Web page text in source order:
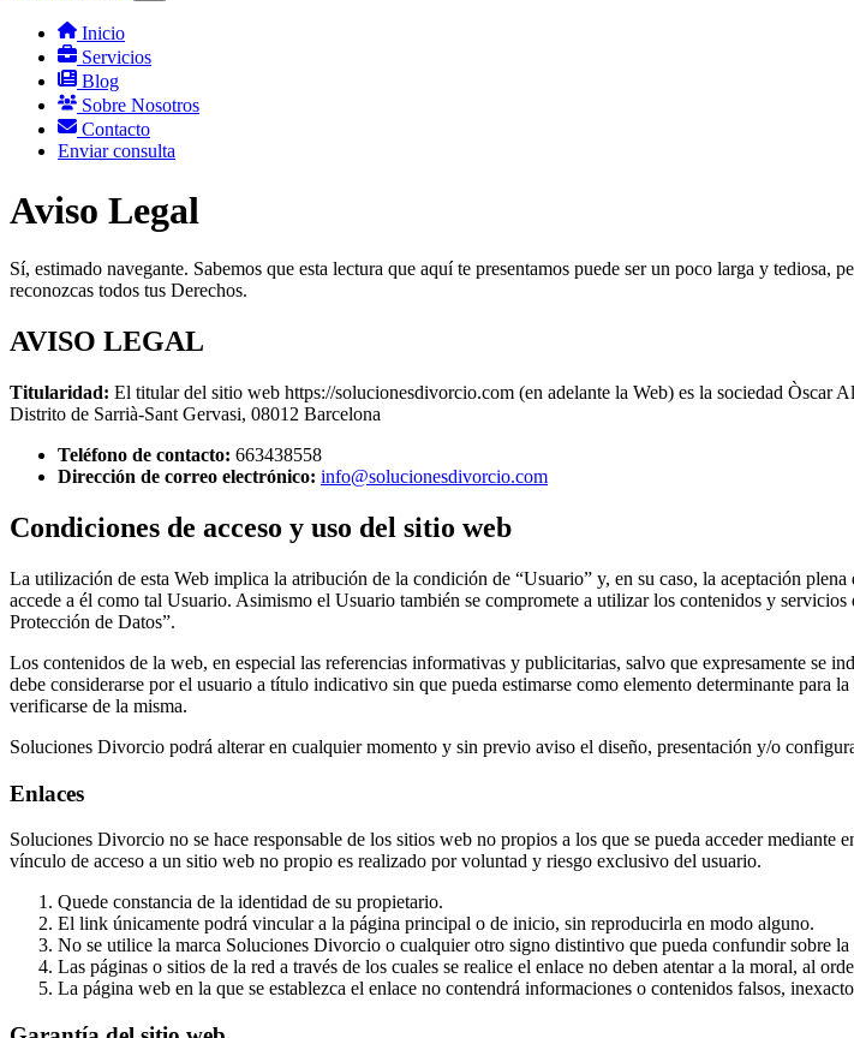
Inicio
Servicios
Blog
Sobre Nosotros
Contacto
Enviar consulta
Aviso Legal
Sí, estimado navegante. Sabemos que esta lectura que aquí te presentamos puede ser un poco larga y
reconozcas todos tus Derechos.
AVISO LEGAL
Titularidad: El titular del sitio web https://solucionesdivorcio.com (en adelante la Web) es la sociedad Òscar
Distrito de Sarrià-Sant Gervasi, 08012 Barcelona
Teléfono de contacto: 663438558
Dirección de correo electrónico: info@solucionesdivorcio.com
Condiciones de acceso y uso del sitio web
La utilización de esta Web implica la atribución de la condición de “Usuario” y, en su caso, la aceptación
accede a él como tal Usuario. Asimismo el Usuario también se compromete a utilizar los contenidos y
Protección de Datos”.
Los contenidos de la web, en especial las referencias informativas y publicitarias, salvo que expresamente
debe considerarse por el usuario a título indicativo sin que pueda estimarse como elemento determinante
verificarse de la misma.
Soluciones Divorcio podrá alterar en cualquier momento y sin previo aviso el diseño, presentación y/o
Enlaces
Soluciones Divorcio no se hace responsable de los sitios web no propios a los que se pueda acceder
vínculo de acceso a un sitio web no propio es realizado por voluntad y riesgo exclusivo del usuario.
Quede constancia de la identidad de su propietario.
El link únicamente podrá vincular a la página principal o de inicio, sin reproducirla en modo alguno.
No se utilice la marca Soluciones Divorcio o cualquier otro signo distintivo que pueda confundir sobre
Las páginas o sitios de la red a través de los cuales se realice el enlace no deben atentar a la moral, al
La página web en la que se establezca el enlace no contendrá informaciones o contenidos falsos,